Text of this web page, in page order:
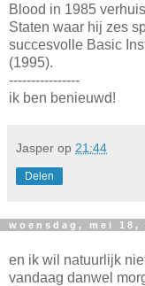
Blood in 1985
Staten waar hij zes
succesvolle Basic
(1995).
----------------
ik ben benieuwd!
Jasper op 21:44
Delen
woensdag, mei 18,
en ik wil natuurlijk
vandaag danwel